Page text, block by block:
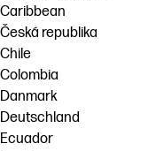
Caribbean
Česká republika
Chile
Colombia
Danmark
Deutschland
Ecuador